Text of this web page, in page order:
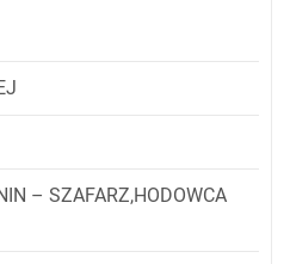
– SZAFARZ,HODOWCA